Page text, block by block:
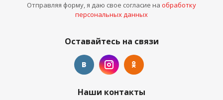
Отправляя форму, я даю свое согласие на обработку
персональных данных
Оставайтесь на связи
Наши контакты